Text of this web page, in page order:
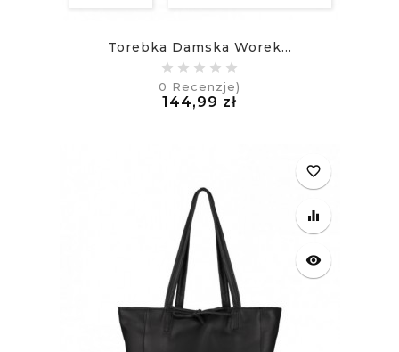
Torebka Damska Worek...
0 Recenzje)
144,99 zł
favorite_border
equalizer
visibility